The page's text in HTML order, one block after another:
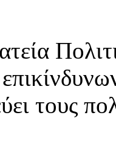
τους